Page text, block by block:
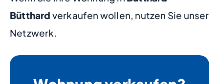
Bütthard verkaufen wollen, nutzen Sie unser
Netzwerk.